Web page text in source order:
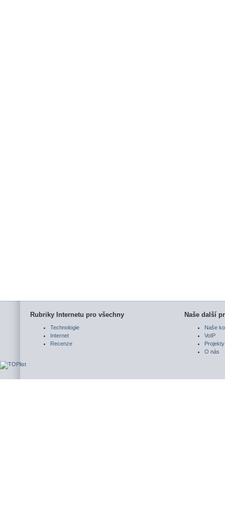
Rubriky Internetu pro všechny
Technologie
Internet
Recenze
Naše další
Naše
VoIP
Projekty
O nás